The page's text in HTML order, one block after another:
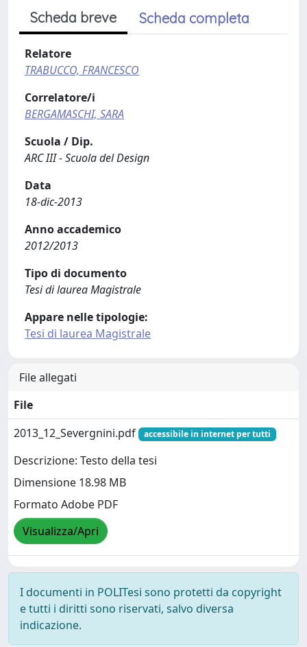
Scheda breve Scheda completa
Relatore
TRABUCCO, FRANCESCO
Correlatore/i
BERGAMASCHI, SARA
Scuola / Dip.
ARC III - Scuola del Design
Data
18-dic-2013
Anno accademico
2012/2013
Tipo di documento
Tesi di laurea Magistrale
Appare nelle tipologie:
Tesi di laurea Magistrale
File allegati
File
2013_12_Severgnini.pdf
accessibile in internet per tutti
Descrizione: Testo della tesi
Dimensione 18.98 MB
Formato Adobe PDF
Visualizza/Apri
I documenti in POLITesi sono protetti da copyright
e tutti i diritti sono riservati, salvo diversa
indicazione.